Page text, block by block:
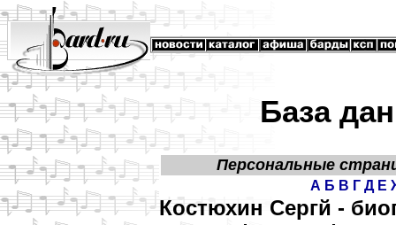
База
Персональные
А Б В Г Д Е
Костюхин Сергй -